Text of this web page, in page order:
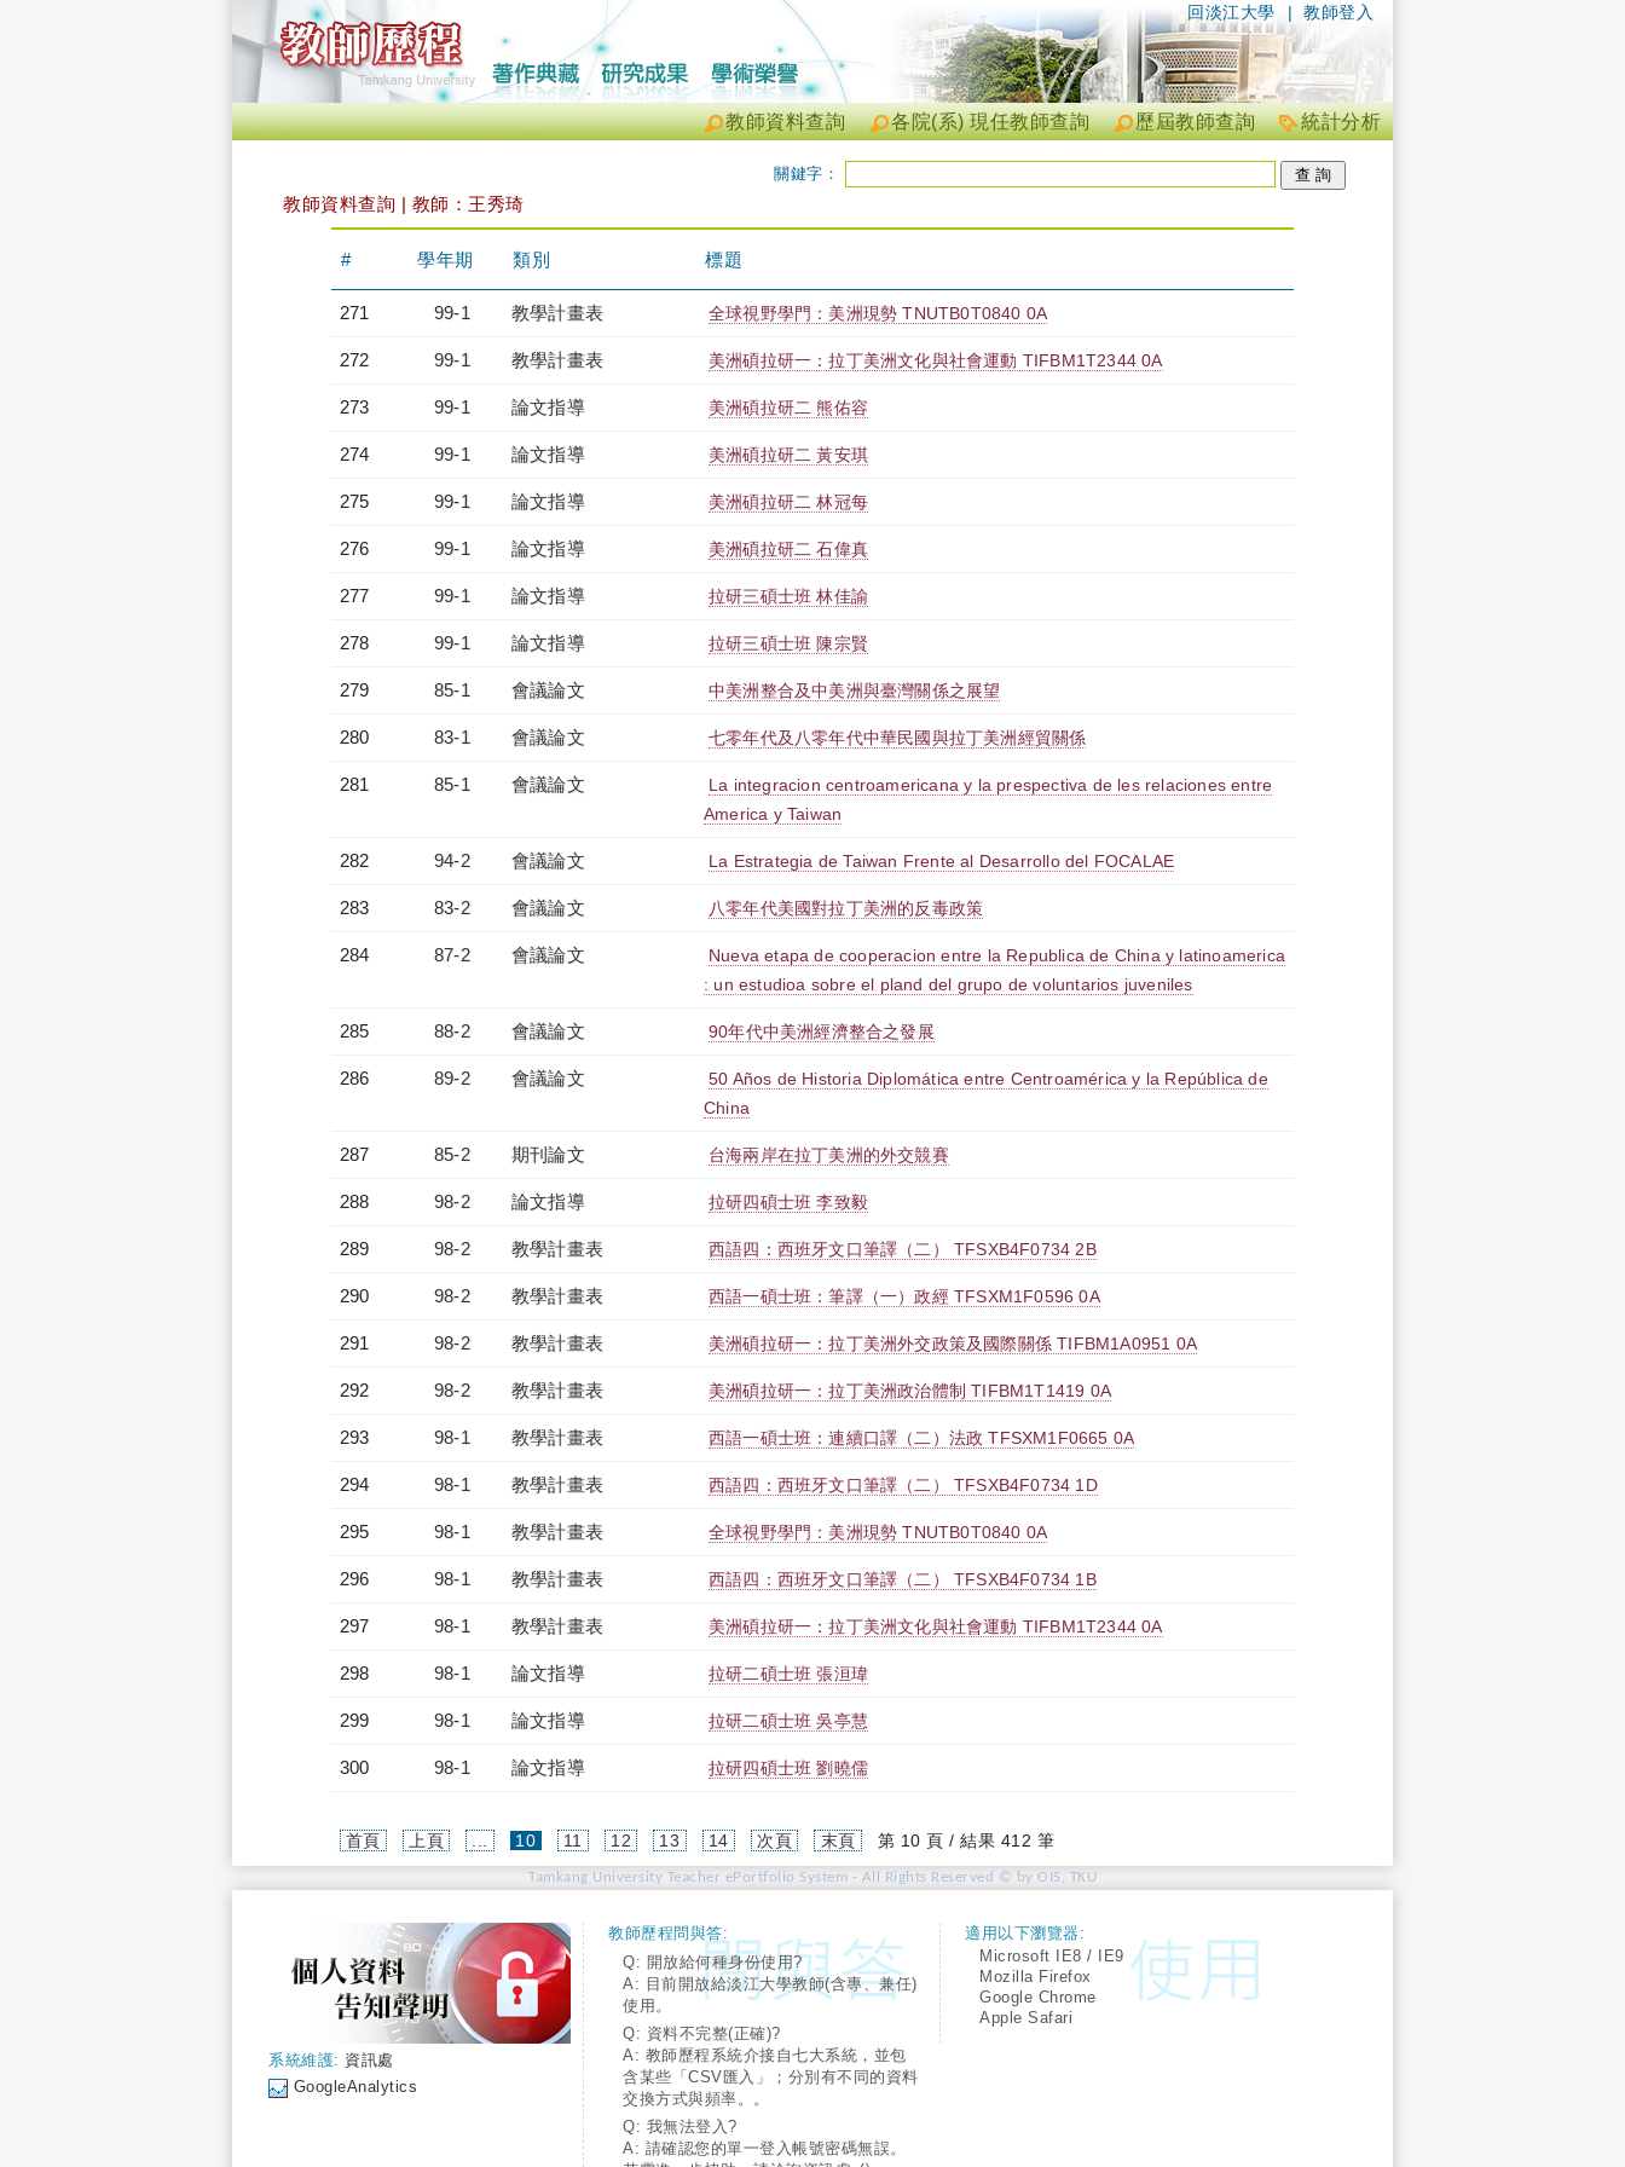
| 教師登入
回淡江大學
統計分析
歷屆教師查詢
各院(系) 現任教師查詢
教師資料查詢
關鍵字：
教師資料查詢 | 教師：王秀琦
# 學年期 類別 標題
271 99-1 教學計畫表 全球視野學門：美洲現勢 TNUTB0T0840 0A
272 99-1 教學計畫表 美洲碩拉研一：拉丁美洲文化與社會運動 TIFBM1T2344 0A
273 99-1 論文指導 美洲碩拉研二 熊佑容
274 99-1 論文指導 美洲碩拉研二 黃安琪
275 99-1 論文指導 美洲碩拉研二 林冠每
276 99-1 論文指導 美洲碩拉研二 石偉真
277 99-1 論文指導 拉研三碩士班 林佳諭
278 99-1 論文指導 拉研三碩士班 陳宗賢
279 85-1 會議論文 中美洲整合及中美洲與臺灣關係之展望
280 83-1 會議論文 七零年代及八零年代中華民國與拉丁美洲經貿關係
281 85-1 會議論文
La integracion centroamericana y la prespectiva de les relaciones entre
America y Taiwan
282 94-2 會議論文 La Estrategia de Taiwan Frente al Desarrollo del FOCALAE
283 83-2 會議論文 八零年代美國對拉丁美洲的反毒政策
284 87-2 會議論文
Nueva etapa de cooperacion entre la Republica de China y latinoamerica
: un estudioa sobre el pland del grupo de voluntarios juveniles
285 88-2 會議論文 90年代中美洲經濟整合之發展
286 89-2 會議論文
50 Años de Historia Diplomática entre Centroamérica y la República de
China
287 85-2 期刊論文 台海兩岸在拉丁美洲的外交競賽
288 98-2 論文指導 拉研四碩士班 李致毅
289 98-2 教學計畫表 西語四：西班牙文口筆譯（二） TFSXB4F0734 2B
290 98-2 教學計畫表 西語一碩士班：筆譯（一）政經 TFSXM1F0596 0A
291 98-2 教學計畫表 美洲碩拉研一：拉丁美洲外交政策及國際關係 TIFBM1A0951 0A
292 98-2 教學計畫表 美洲碩拉研一：拉丁美洲政治體制 TIFBM1T1419 0A
293 98-1 教學計畫表 西語一碩士班：連續口譯（二）法政 TFSXM1F0665 0A
294 98-1 教學計畫表 西語四：西班牙文口筆譯（二） TFSXB4F0734 1D
295 98-1 教學計畫表 全球視野學門：美洲現勢 TNUTB0T0840 0A
296 98-1 教學計畫表 西語四：西班牙文口筆譯（二） TFSXB4F0734 1B
297 98-1 教學計畫表 美洲碩拉研一：拉丁美洲文化與社會運動 TIFBM1T2344 0A
298 98-1 論文指導 拉研二碩士班 張洹瑋
299 98-1 論文指導 拉研二碩士班 吳亭慧
300 98-1 論文指導 拉研四碩士班 劉曉儒
首頁 上頁 10(current)
11 12 13 14 次頁 末頁 第 10 頁 / 結果 412 筆
Tamkang University Teacher ePortfolio System - All Rights Reserved © by OIS, TKU
系統維護: 資訊處
GoogleAnalytics
教師歷程問與答:
Q: 開放給何種身份使用?
A: 目前開放給淡江大學教師(含專、兼任)
使用。
Q: 資料不完整(正確)?
A: 教師歷程系統介接自七大系統，並包
含某些「CSV匯入」；分別有不同的資料
交換方式與頻率。。
Q: 我無法登入?
A: 請確認您的單一登入帳號密碼無誤。
適用以下瀏覽器:
Microsoft IE8 / IE9
Mozilla Firefox
Google Chrome
Apple Safari